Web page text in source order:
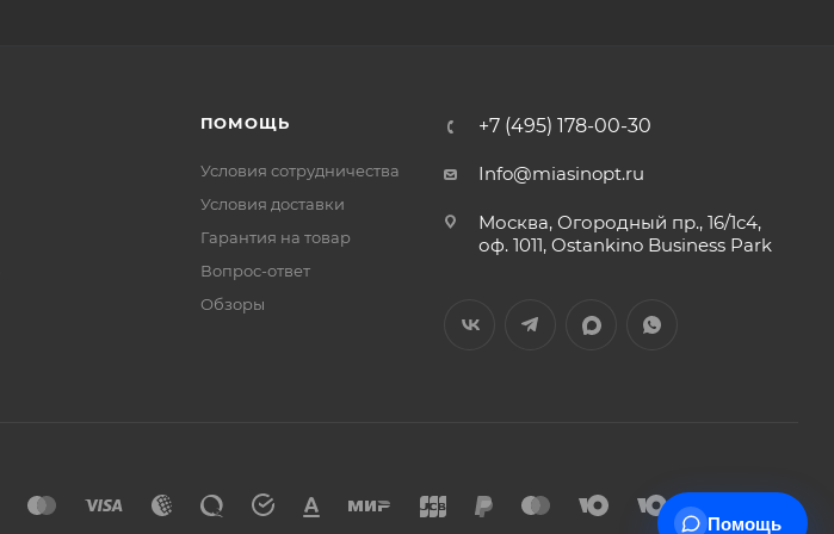
ПОМОЩЬ
Условия сотрудничества
Условия доставки
Гарантия на товар
Вопрос-ответ
Обзоры
+7 (495) 178-00-30
Info@miasinopt.ru
Москва, Огородный пр., 16/1с4,
оф. 1011, Ostankino Business Park
Помощь